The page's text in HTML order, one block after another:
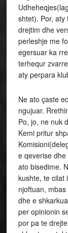
shtet). Por,
drejtim dhe
perleshje me
egersuar ka
terhequr
aty perpara
Ne ato çaste
ngujuar.
Po, jo, ne nuk
Kemi pritur
e qeverise
ato bisedime.
kushte, te cilat
njoftuan,
dhe e
per opinionin
por pa te